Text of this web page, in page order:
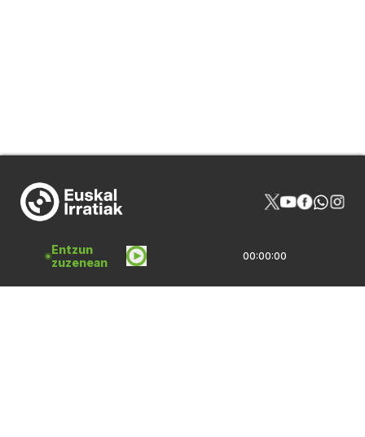
Entzun
zuzenean
00:00:00
NOR GIRA